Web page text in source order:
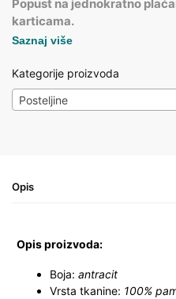
Popust na jednokratno
karticama.
Saznaj više
Kategorije proizvoda
Posteljine
Opis
Opis proizvoda:
Boja: antracit
Vrsta tkanine: 100%